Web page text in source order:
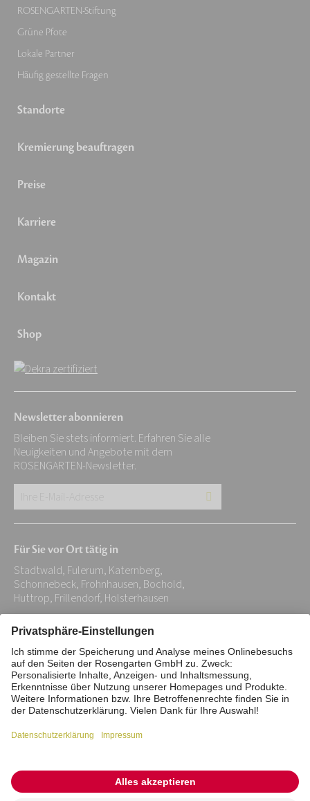
ROSENGARTEN-Stiftung
Grüne Pfote
Lokale Partner
Häufig gestellte Fragen
Standorte
Kremierung beauftragen
Preise
Karriere
Magazin
Kontakt
Shop
Newsletter abonnieren
Bleiben Sie stets informiert. Erfahren Sie alle
Neuigkeiten und Angebote mit dem
ROSENGARTEN-Newsletter.
Adresse:
*
Für Sie vor Ort tätig in
Stadtwald, Fulerum, Katernberg,
Schonnebeck, Frohnhausen, Bochold,
Huttrop, Frillendorf, Holsterhausen
Impressum Datenschutz
Stiftung
Interne Meldestelle
Zahlungsmittel
Barrierefreiheitserklärung
Vertrag widerrufen